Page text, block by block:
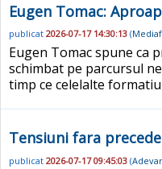
Eugen Tomac:
publicat 2026-07-17 14:30:13 (
Eugen Tomac spune ca
schimbat pe parcursul
timp ce celelalte
Tensiuni fara
publicat 2026-07-17 09:45:03 (